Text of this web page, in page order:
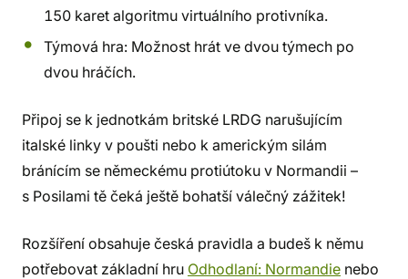
150 karet algoritmu virtuálního protivníka.
Týmová hra: Možnost hrát ve dvou týmech po
dvou hráčích.
Připoj se k jednotkám britské LRDG narušujícím
italské linky v poušti nebo k americkým silám
bránícím se německému protiútoku v Normandii –
s Posilami tě čeká ještě bohatší válečný zážitek!
Rozšíření obsahuje česká pravidla a budeš k němu
potřebovat základní hru Odhodlaní: Normandie nebo